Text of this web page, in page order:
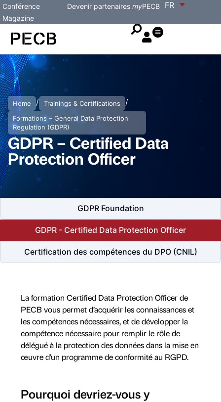
Conférence
Magazine
Devenir partenaires FR
myPECB
Home / Trainings & Certifications /
Formations – General Data Protection
Regulation (GDPR)
GDPR – Certified Data
Protection Officer
GDPR Foundation
GDPR - Certified Data Protection Officer
Certification des compétences du DPO (CNIL)
La formation Certified Data Protection Officer de
PECB vous permet d’acquérir les connaissances et
les compétences nécessaires, et de développer la
compétence nécessaire pour remplir le rôle de
délégué à la protection des données dans la mise en
œuvre d’un programme de conformité au RGPD.
Pourquoi devriez-vous y